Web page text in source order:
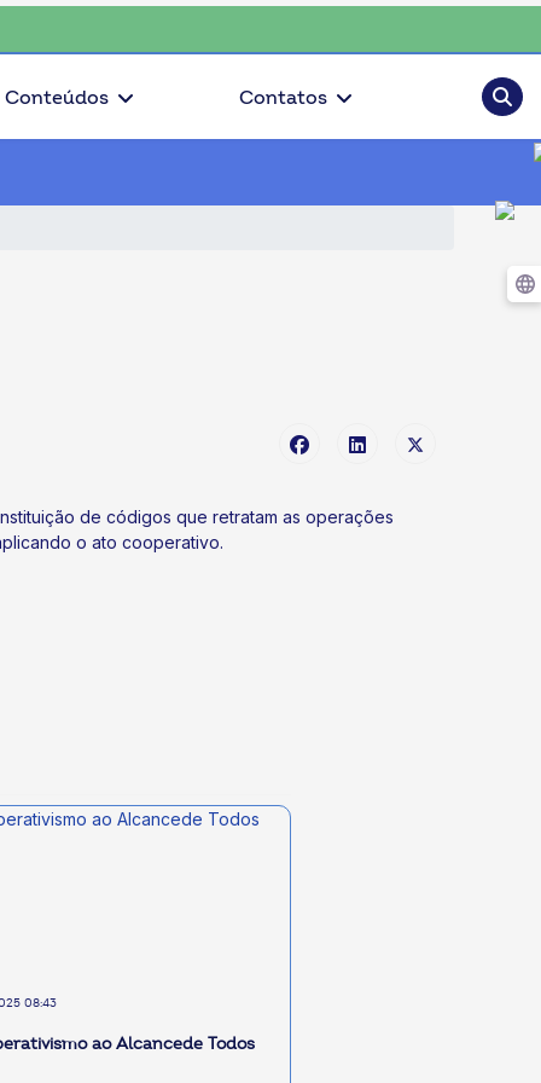
Conteúdos Contatos
instituição de códigos que retratam as operações
o ato cooperativo.
08:43
ao Alcancede Todos